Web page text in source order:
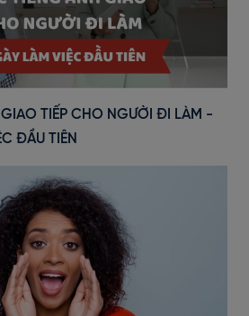
TIẾP CHO NGƯỜI ĐI LÀM -
ĐẦU TIÊN